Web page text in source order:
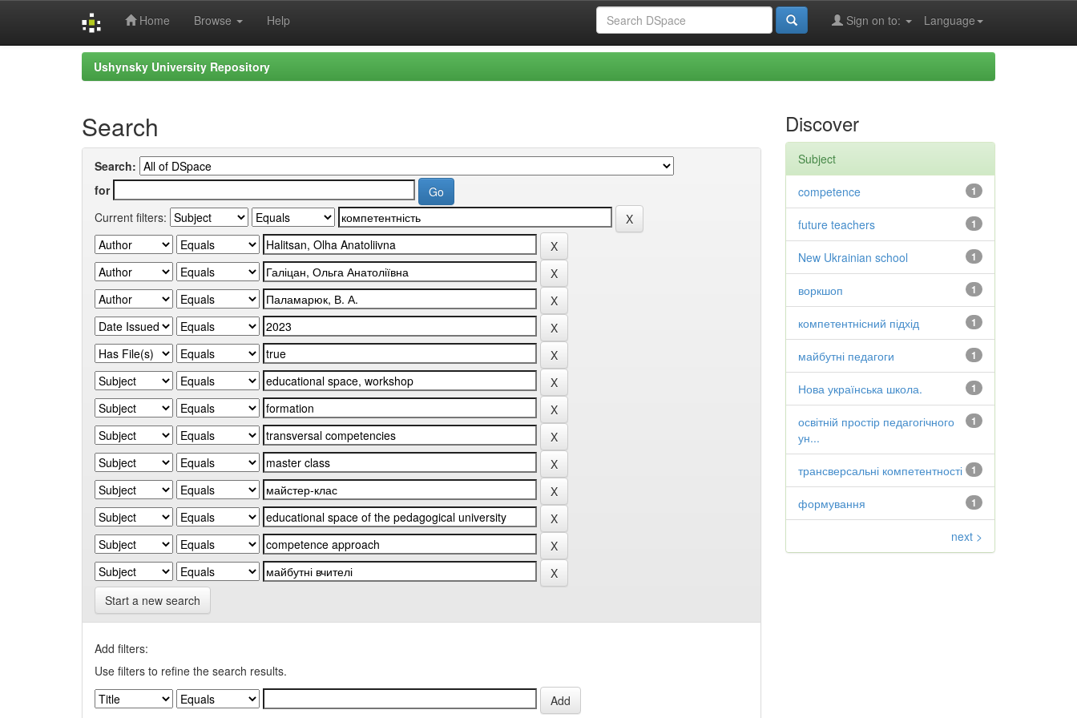
Home Browse Help Language
Sign on to:
Ushynsky University Repository
Search
Search:
for
Current filters:
Start a new search
Add filters:
Use filters to refine the search results.
Discover
Subject
1
competence
1
future teachers
1
New Ukrainian school
1
воркшоп
1
компетентнісний підхід
1
майбутні педагоги
1
Нова українська школа.
1
освітній простір педагогічного
ун...
1
трансверсальні компетентності
1
формування
next >